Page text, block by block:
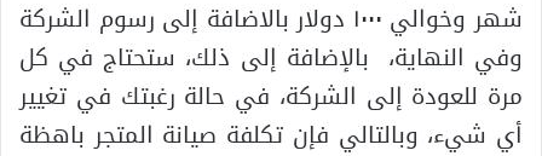
شهر وخوالي ١٠٠٠ دولار بالاضافة إلى رسوم الشركة
وفي النهاية، بالإضافة إلى ذلك، ستحتاج في كل
مرة للعودة إلى الشركة، في حالة رغبتك في تغيير
أي شيء، وبالتالي فإن تكلفة صيانة المتجر باهظة